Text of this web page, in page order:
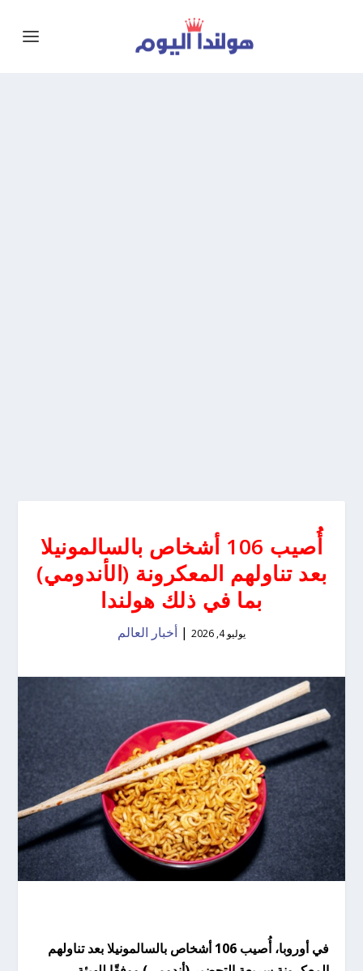
أُصيب 106 أشخاص بالسالمونيلا
بعد تناولهم المعكرونة (الأندومي)
بما في ذلك هولندا
يوليو 4, 2026 | أخبار العالم
في أوروبا، أُصيب 106 أشخاص بالسالمونيلا بعد تناولهم